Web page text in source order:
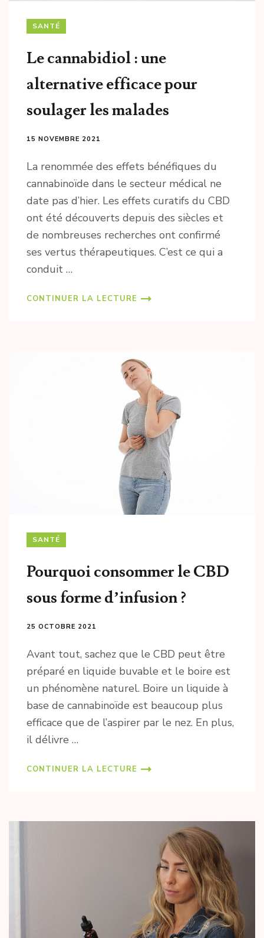
SANTÉ
Le cannabidiol : une
alternative efficace pour
soulager les malades
15 NOVEMBRE 2021
La renommée des effets bénéfiques du
cannabinoïde dans le secteur médical ne
date pas d’hier. Les effets curatifs du CBD
ont été découverts depuis des siècles et
de nombreuses recherches ont confirmé
ses vertus thérapeutiques. C’est ce qui a
conduit …
CONTINUER LA LECTURE
SANTÉ
Pourquoi consommer le CBD
sous forme d’infusion ?
25 OCTOBRE 2021
Avant tout, sachez que le CBD peut être
préparé en liquide buvable et le boire est
un phénomène naturel. Boire un liquide à
base de cannabinoïde est beaucoup plus
efficace que de l’aspirer par le nez. En plus,
il délivre …
CONTINUER LA LECTURE